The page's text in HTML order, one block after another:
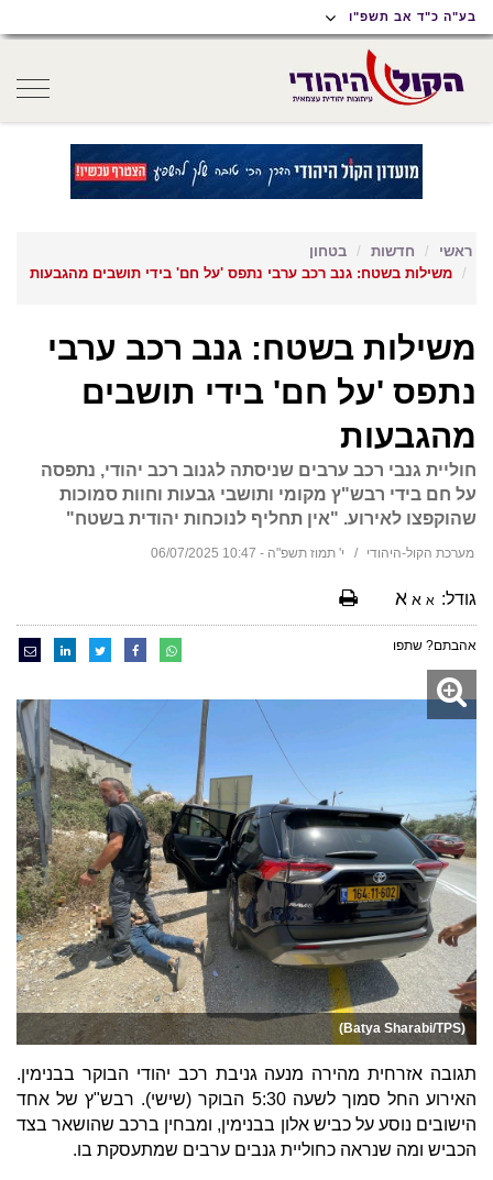
תפריט
נגישות
תפריט
ראשי
תוכן
ראשי
בע"ה כ"ד אב תשפ"ו
ראשי חדשות
בטחון
משילות בשטח: גנב רכב ערבי נתפס 'על חם' בידי תושבים מהגבעות
משילות בשטח: גנב רכב ערבי
נתפס 'על חם' בידי תושבים
מהגבעות
חוליית גנבי רכב ערבים שניסתה לגנוב רכב יהודי, נתפסה
על חם בידי רבש"ץ מקומי ותושבי גבעות וחוות סמוכות
שהוקפצו לאירוע. "אין תחליף לנוכחות יהודית בשטח"
מערכת הקול-היהודי י' תמוז תשפ"ה - 10:47 06/07/2025
גודל: א א א
אהבתם? שתפו
(Batya Sharabi/TPS)
תגובה אזרחית מהירה מנעה גניבת רכב יהודי הבוקר בבנימין.
האירוע החל סמוך לשעה 5:30 הבוקר (שישי). רבש"ץ של אחד
הישובים נוסע על כביש אלון בבנימין, ומבחין ברכב שהושאר בצד
הכביש ומה שנראה כחוליית גנבים ערבים שמתעסקת בו.